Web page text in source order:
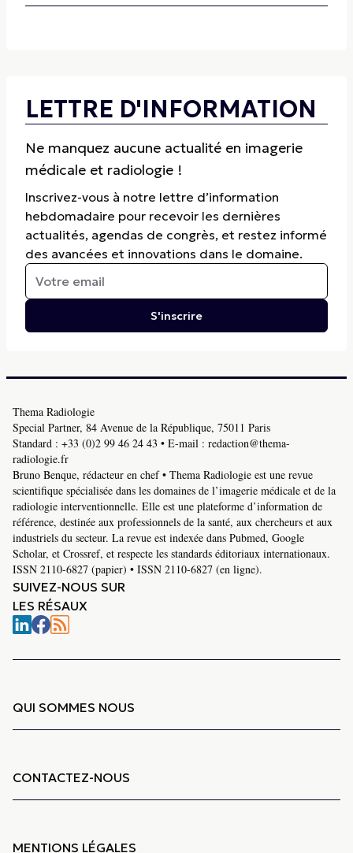
LETTRE D'INFORMATION
Ne manquez aucune actualité en imagerie
médicale et radiologie !
Inscrivez-vous à notre lettre d’information
hebdomadaire pour recevoir les dernières
actualités, agendas de congrès, et restez informé
des avancées et innovations dans le domaine.
S'inscrire
Thema Radiologie
Special Partner, 84 Avenue de la République, 75011 Paris
Standard : +33 (0)2 99 46 24 43 • E-mail : redaction@thema-
radiologie.fr
Bruno Benque, rédacteur en chef • Thema Radiologie est une revue
scientifique spécialisée dans les domaines de l’imagerie médicale et de la
radiologie interventionnelle. Elle est une plateforme d’information de
référence, destinée aux professionnels de la santé, aux chercheurs et aux
industriels du secteur. La revue est indexée dans Pubmed, Google
Scholar, et Crossref, et respecte les standards éditoriaux internationaux.
ISSN 2110-6827 (papier) • ISSN 2110-6827 (en ligne).
SUIVEZ-NOUS SUR
LES RÉSAUX
QUI SOMMES NOUS
CONTACTEZ-NOUS
MENTIONS LÉGALES